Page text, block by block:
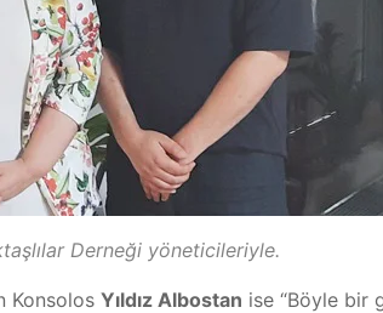
Derneği yöneticileriyle.
Konsolos Yıldız Albostan ise “Böyle bir